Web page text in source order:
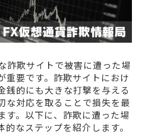
欺サイトで被害に遭った場
重要です。詐欺サイトにおけ
銭的にも大きな打撃を与える
な対応を取ることで損失を最
す。以下に、詐欺に遭った場
なステップを紹介します。